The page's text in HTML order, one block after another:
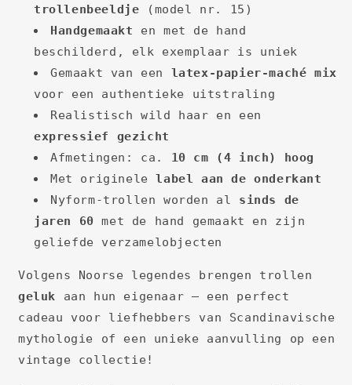
trollenbeeldje (model nr. 15)
Handgemaakt en met de hand
beschilderd, elk exemplaar is uniek
Gemaakt van een latex-papier-maché mix
voor een authentieke uitstraling
Realistisch wild haar en een
expressief gezicht
Afmetingen: ca. 10 cm (4 inch) hoog
Met originelelabel aan de onderkant
Nyform-trollen worden al sinds de
jaren 60
met de hand gemaakt en zijn
geliefde verzamelobjecten
Volgens Noorse legendes brengen trollen
geluk aan hun eigenaar – een perfect
cadeau voor liefhebbers van Scandinavische
mythologie of een unieke aanvulling op een
vintage collectie!